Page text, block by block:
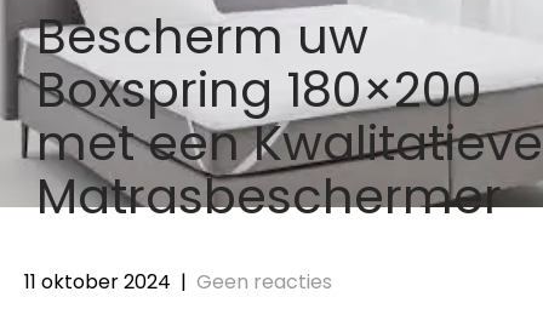
Bescherm uw
Boxspring 180×200
met een Kwalitatieve
Matrasbeschermer
11 oktober 2024 | Geen reacties